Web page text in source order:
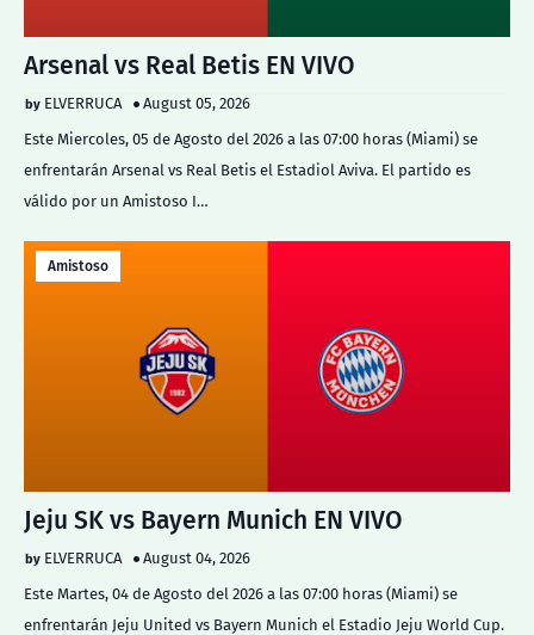
Arsenal vs Real Betis EN VIVO
ELVERRUCA
August 05, 2026
Este Miercoles, 05 de Agosto del 2026 a las 07:00 horas (Miami) se
enfrentarán Arsenal vs Real Betis el Estadiol Aviva. El partido es
válido por un Amistoso I…
Amistoso
Jeju SK vs Bayern Munich EN VIVO
ELVERRUCA
August 04, 2026
Este Martes, 04 de Agosto del 2026 a las 07:00 horas (Miami) se
enfrentarán Jeju United vs Bayern Munich el Estadio Jeju World Cup.